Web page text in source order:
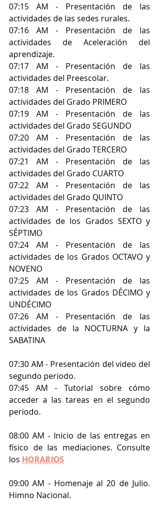
07:15 AM - Presentación de las
actividades de las sedes rurales.
07:16 AM - Presentación de las
actividades de Aceleración del
aprendizaje.
07:17 AM - Presentación de las
actividades del Preescolar.
07:18 AM - Presentación de las
actividades del Grado PRIMERO
07:19 AM - Presentación de las
actividades del Grado SEGUNDO
07:20 AM - Presentación de las
actividades del Grado TERCERO
07:21 AM - Presentación de las
actividades del Grado CUARTO
07:22 AM - Presentación de las
actividades del Grado QUINTO
07:23 AM - Presentación de las
actividades de los Grados SEXTO y
SÉPTIMO
07:24 AM - Presentación de las
actividades de los Grados OCTAVO y
NOVENO
07:25 AM - Presentación de las
actividades de los Grados DÉCIMO y
UNDÉCIMO
07:26 AM - Presentación de las
actividades de la NOCTURNA y la
SABATINA
07:30 AM - Presentación del video del
segundo periodo.
07:45 AM - Tutorial sobre cómo
acceder a las tareas en el segundo
periodo.
08:00 AM - Inicio de las entregas en
físico de las mediaciones. Consulte
los HORARIOS
09:00 AM - Homenaje al 20 de Julio.
Himno Nacional.